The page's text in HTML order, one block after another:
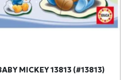
MICKEY 13813 (#13813)